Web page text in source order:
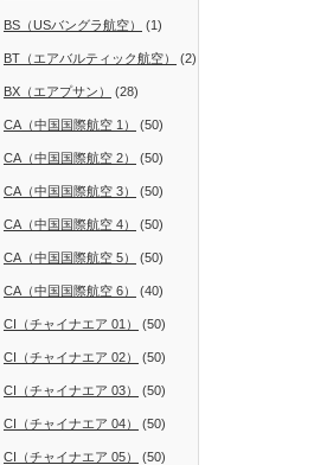
BS（USバングラ航空） (1)
BT（エアバルティック航空） (2)
BX（エアプサン） (28)
CA（中国国際航空 1） (50)
CA（中国国際航空 2） (50)
CA（中国国際航空 3） (50)
CA（中国国際航空 4） (50)
CA（中国国際航空 5） (50)
CA（中国国際航空 6） (40)
CI（チャイナエア 01） (50)
CI（チャイナエア 02） (50)
CI（チャイナエア 03） (50)
CI（チャイナエア 04） (50)
CI（チャイナエア 05） (50)